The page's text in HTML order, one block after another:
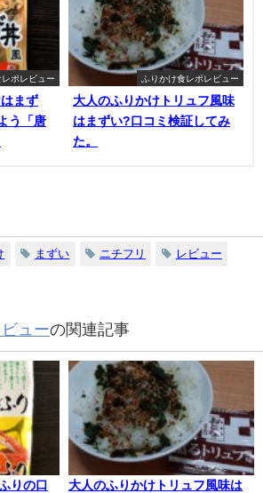
レポレビュー
まず
う「唐
ふりかけ食レポレビュー
大人のふりかけトリュフ風味
はまずい?口コミ検証してみ
た。
まずい ニチフリ レビュー
ューの関連記事
りの口
大人のふりかけトリュフ風味は